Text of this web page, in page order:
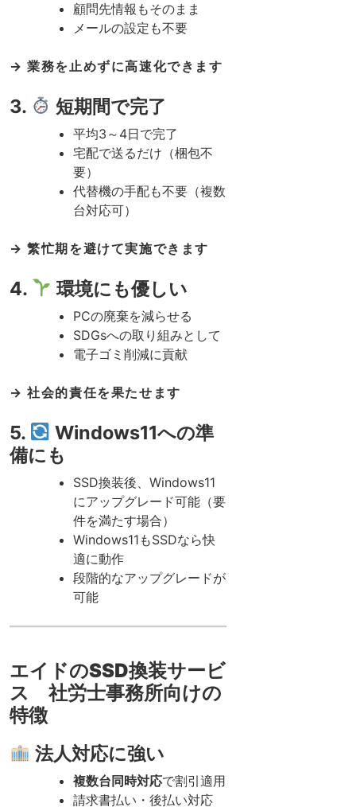
顧問先情報もそのまま
メールの設定も不要
→ 業務を止めずに高速化できます
3. 短期間で完了
平均3～4日で完了
宅配で送るだけ（梱包不
要）
代替機の手配も不要（複数
台対応可）
→ 繁忙期を避けて実施できます
4. 環境にも優しい
PCの廃棄を減らせる
SDGsへの取り組みとして
電子ゴミ削減に貢献
→ 社会的責任を果たせます
5.
Windows11への準
備にも
SSD換装後、Windows11
にアップグレード可能（要
件を満たす場合）
Windows11もSSDなら快
適に動作
段階的なアップグレードが
可能
エイドのSSD換装サービ
ス 社労士事務所向けの
特徴
法人対応に強い
複数台同時対応で割引適用
請求書払い・後払い対応